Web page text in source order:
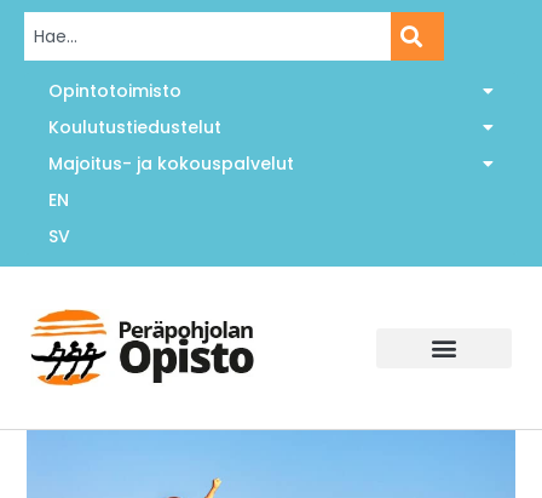
Opintotoimisto
Koulutustiedustelut
Majoitus- ja kokouspalvelut
EN
SV